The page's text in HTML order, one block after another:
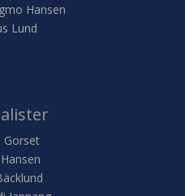
Hansen
Lund
Gorset